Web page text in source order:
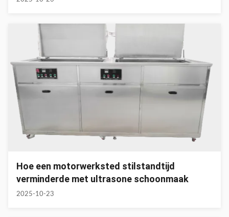
Hoe een motorwerksted stilstandtijd
verminderde met ultrasone schoonmaak
2025-10-23